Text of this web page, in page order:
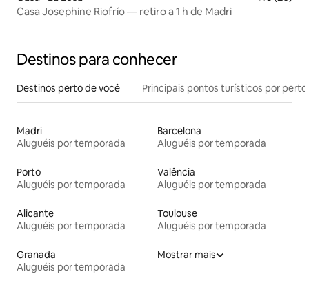
Casa Josephine Riofrío — retiro a 1 h de Madri
Destinos para conhecer
Destinos perto de você Principais pontos turísticos por perto
Madri
Aluguéis por temporada
Barcelona
Aluguéis por temporada
Porto
Aluguéis por temporada
Valência
Aluguéis por temporada
Alicante
Aluguéis por temporada
Toulouse
Aluguéis por temporada
Granada
Aluguéis por temporada
Mostrar mais